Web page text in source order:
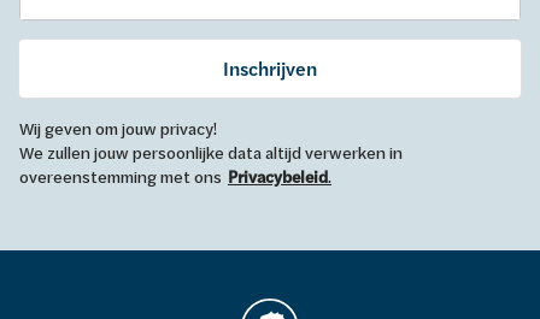
Inschrijven
Wij geven om jouw privacy!
We zullen jouw persoonlijke data altijd verwerken in
overeenstemming met ons Privacybeleid.